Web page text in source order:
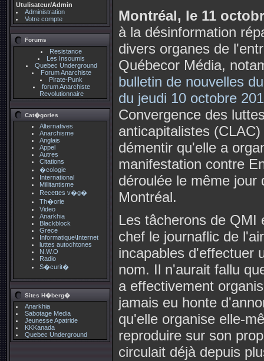
Utulisateur/Admin
Administration
Votre compte
Forums
Resistance
Les Insoumis
Quebec Underground
Forum Anarchiste
Pirate-Punk
forum Anarchiste
Revolutionnaire
Cat�gories
Alternatives
Anarchisme
Anglais
Appel
Autres
Citations
�cologie
International
Millitantisme
Recettes v�g�
Th�orie
Video
Anarkhia
Blackblock
Grece
Informatique\Internet
luttes autochtones
N.W.O
Radio
S�curit�
Sites H�berg�
Anarkhia
Sabotage Media
Jeunesse Apatride
KKKanada
Quebec Underground
Montréal, le 11
à la désinformation
divers organes de
Québecor Média,
bulletin de nouvelles
du jeudi 10 octobre
Convergence des
anticapitalistes
démentir qu'elle a
manifestation contre
déroulée le même jour
Montréal.
Les tâcherons de QMI
chef le journaflic de
incapables d'effectuer
nom. Il n'aurait fallu
a effectivement
jamais eu honte
qu'elle organise elle-
reproduire sur son
circulait déjà depuis